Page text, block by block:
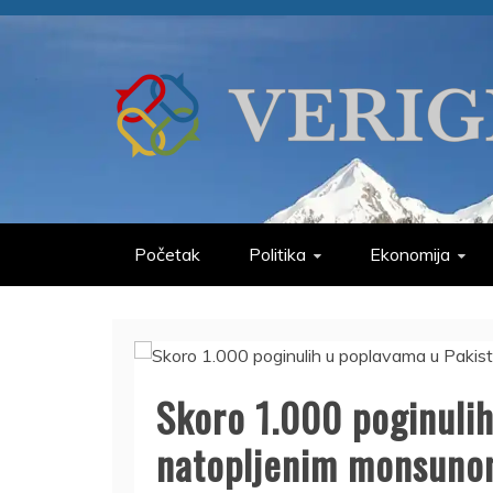
Skip
VERIGE
Početak Politika Ekonomija
Skoro 1.000
natopljenim